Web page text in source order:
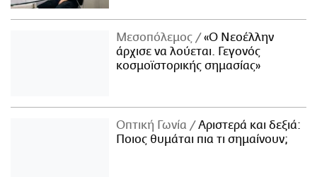
Μεσοπόλεμος
«Ο Νεοέλλην
άρχισε να λούεται. Γεγονός
κοσμοϊστορικής σημασίας»
Οπτική Γωνία
Αριστερά και δεξιά:
Ποιος θυμάται πια τι σημαίνουν;